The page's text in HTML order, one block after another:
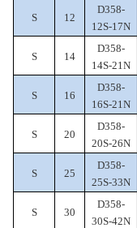
S 12
D358-
12S-17N
S 14
D358-
14S-21N
S 16
D358-
16S-21N
S 20
D358-
20S-26N
S 25
D358-
25S-33N
S 30
D358-
30S-42N